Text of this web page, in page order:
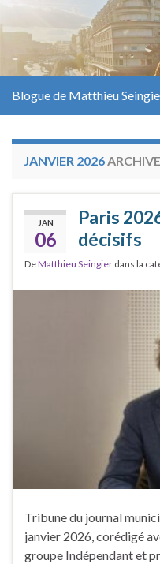
Blogue de Matthieu
JANVIER 2026
JAN
06
Paris
décisifs
DeMatthieu Seingier dans la
Tribune du journal
janvier 2026, corédigé
groupe Indépendant et